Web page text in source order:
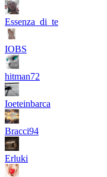
Essenza_di_te
IOBS
hitman72
Ioeteinbarca
Bracci94
Erluki